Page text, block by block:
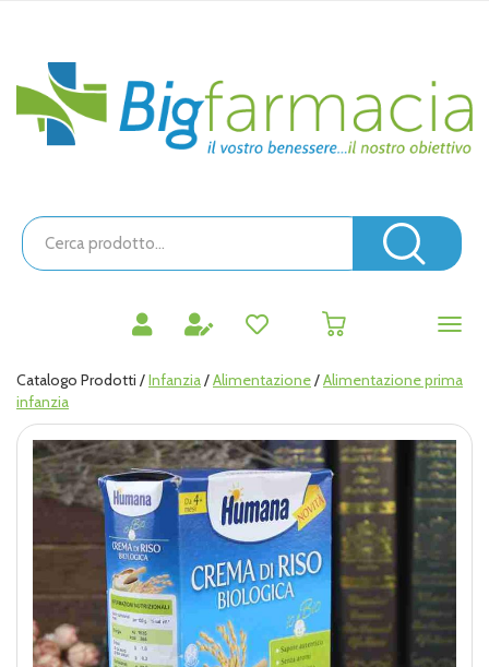
principaleBigfarmacia
Cerca
Prodotto
Catalogo Prodotti /Infanzia/Alimentazione/Alimentazione prima
infanzia